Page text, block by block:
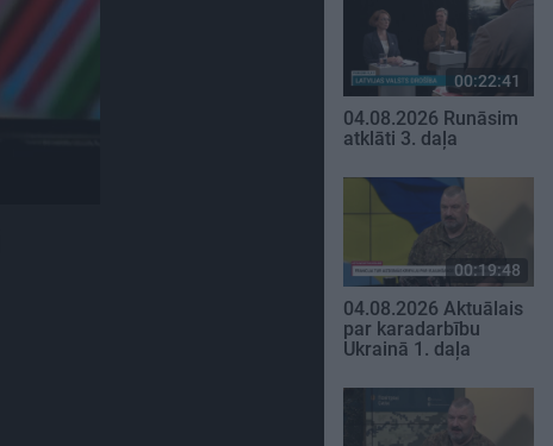
00:22:41
04.08.2026 Runāsim
atklāti 3. daļa
00:19:48
04.08.2026 Aktuālais
par karadarbību
Ukrainā 1. daļa